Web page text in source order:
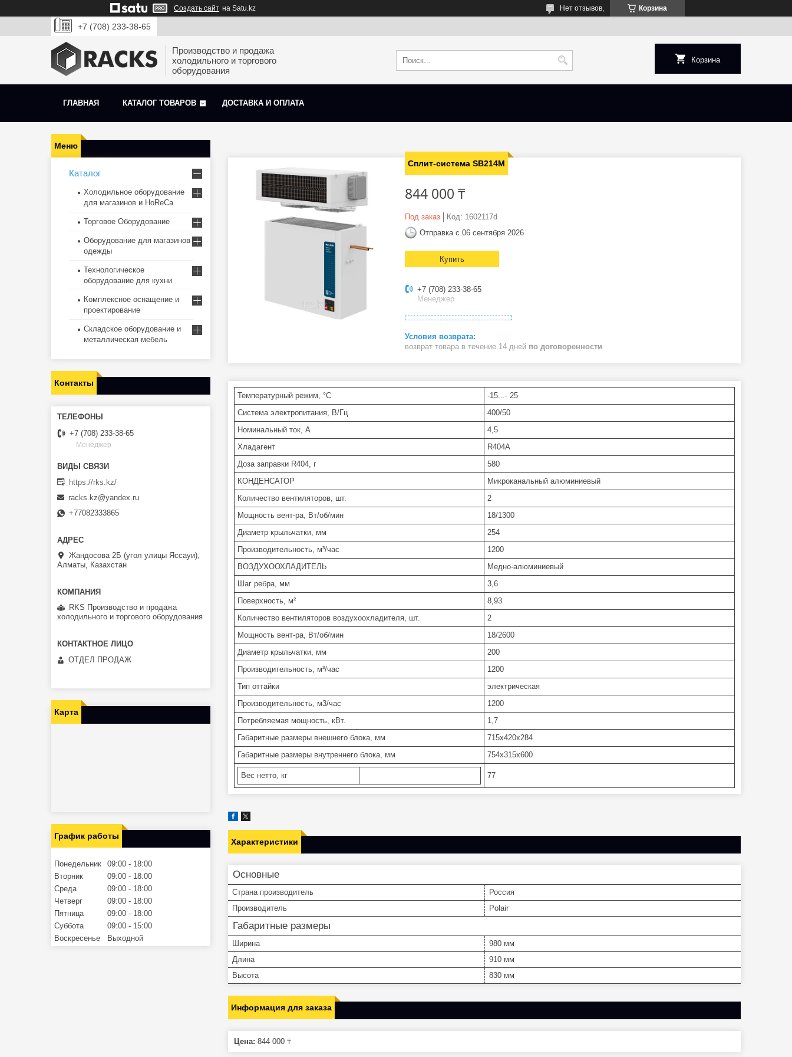
Создать сайт на Satu.kz Корзина
Нет отзывов,
+7 (708) 233-38-65
Производство и продажа
холодильного и торгового
оборудования
Корзина
ГЛАВНАЯ КАТАЛОГ ТОВАРОВ ДОСТАВКА И ОПЛАТА
Сплит-система SB214M
844 000 ₸
Под заказ Код: 1602117d
Отправка с 06 сентября 2026
Купить
+7 (708) 233-38-65
Менеджер
возврат товара в течение 14 дней по договоренности
Температурный режим, °C
-15...- 25
Система электропитания, В/Гц
400/50
Номинальный ток, А
4,5
Хладагент
R404A
Доза заправки R404, г
580
КОНДЕНСАТОР
Микроканальный алюминиевый
Количество вентиляторов, шт.
2
Мощность вент-ра, Вт/об/мин
18/1300
Диаметр крыльчатки, мм
254
Производительность, м³/час
1200
ВОЗДУХООХЛАДИТЕЛЬ
Медно-алюминиевый
Шаг ребра, мм
3,6
Поверхность, м²
8,93
Количество вентиляторов воздухоохладителя, шт.
2
Мощность вент-ра, Вт/об/мин
18/2600
Диаметр крыльчатки, мм
200
Производительность, м³/час
1200
Тип оттайки
электрическая
Производительность, м3/час
1200
Потребляемая мощность, кВт.
1,7
Габаритные размеры внешнего блока, мм
715x420x284
Габаритные размеры внутреннего блока, мм
754x315x600
Вес нетто, кг 77
Характеристики
Основные
Страна производитель
Россия
Производитель
Polair
Габаритные размеры
Ширина
980 мм
Длина
910 мм
Высота
830 мм
Информация для заказа
Цена: 844 000 ₸
Каталог
Холодильное оборудование
для магазинов и HoReCa
Торговое Оборудование
Оборудование для магазинов
одежды
Технологическое
оборудование для кухни
Комплексное оснащение и
проектирование
Складское оборудование и
металлическая мебель
Контакты
+7 (708) 233-38-65
Менеджер
https://rks.kz/
racks.kz@yandex.ru
+77082333865
Жандосова 2Б (угол улицы Яссауи),
Алматы, Казахстан
RKS Производство и продажа
холодильного и торгового оборудования
ОТДЕЛ ПРОДАЖ
Карта
График работы
Понедельник 09:00
18:00
Вторник
09:00
18:00
Среда
09:00
18:00
Четверг
09:00
18:00
Пятница
09:00
18:00
Суббота
09:00
15:00
Воскресенье
Выходной